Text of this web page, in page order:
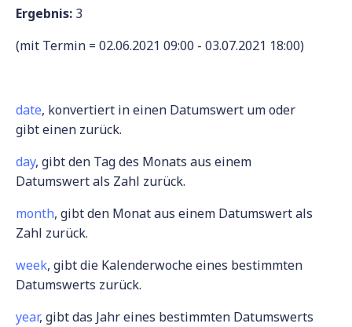
Ergebnis: 3
(mit Termin = 02.06.2021 09:00 - 03.07.2021 18:00)
date, konvertiert in einen Datumswert um oder
gibt einen zurück.
day, gibt den Tag des Monats aus einem
Datumswert als Zahl zurück.
month, gibt den Monat aus einem Datumswert als
Zahl zurück.
week, gibt die Kalenderwoche eines bestimmten
Datumswerts zurück.
year, gibt das Jahr eines bestimmten Datumswerts